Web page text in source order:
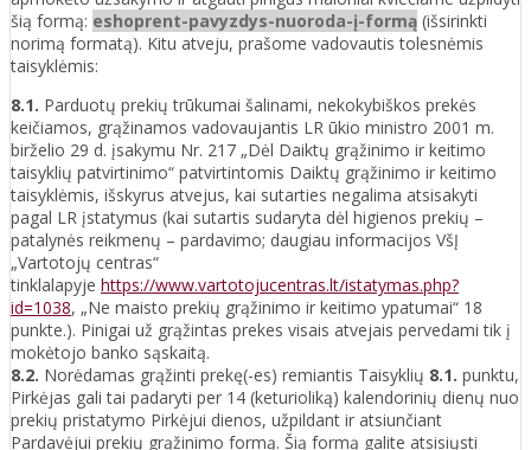
šią formą: eshoprent-pavyzdys-nuoroda-į-formą (išsirinkti
norimą formatą). Kitu atveju, prašome vadovautis tolesnėmis
taisyklėmis:
8.1. Parduotų prekių trūkumai šalinami, nekokybiškos prekės
keičiamos, grąžinamos vadovaujantis LR ūkio ministro 2001 m.
birželio 29 d. įsakymu Nr. 217 „Dėl Daiktų grąžinimo ir keitimo
taisyklių patvirtinimo“ patvirtintomis Daiktų grąžinimo ir keitimo
taisyklėmis, išskyrus atvejus, kai sutarties negalima atsisakyti
pagal LR įstatymus (kai sutartis sudaryta dėl higienos prekių –
patalynės reikmenų – pardavimo; daugiau informacijos VšĮ
„Vartotojų centras“
tinklalapyje https://www.vartotojucentras.lt/istatymas.php?
id=1038, „Ne maisto prekių grąžinimo ir keitimo ypatumai“ 18
punkte.). Pinigai už grąžintas prekes visais atvejais pervedami tik į
mokėtojo banko sąskaitą.
8.2. Norėdamas grąžinti prekę(-es) remiantis Taisyklių 8.1. punktu,
Pirkėjas gali tai padaryti per 14 (keturioliką) kalendorinių dienų nuo
prekių pristatymo Pirkėjui dienos, užpildant ir atsiunčiant
Pardavėjui prekių grąžinimo formą. Šią formą galite atsisiųsti